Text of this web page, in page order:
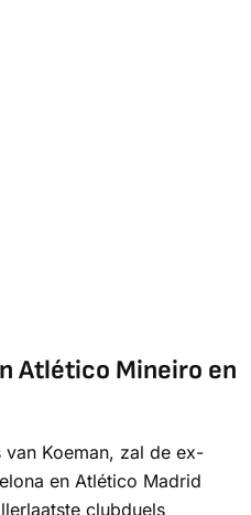
Atlético Mineiro en
Koeman, zal de ex-
en Atlético Madrid
clubduels